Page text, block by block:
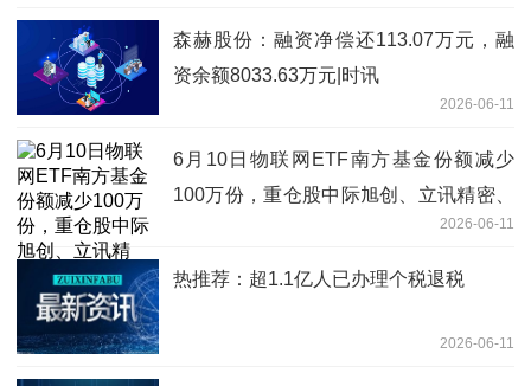
森赫股份：融资净偿还113.07万元，融
资余额8033.63万元|时讯
2026-06-11
6月10日物联网ETF南方基金份额减少
100万份，重仓股中际旭创、立讯精密、
2026-06-11
热推荐：超1.1亿人已办理个税退税
2026-06-11